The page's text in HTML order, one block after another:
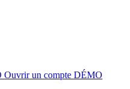
Ouvrir un compte DÉMO